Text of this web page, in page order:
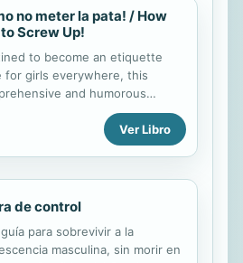
no meter la pata! / How
Screw Up!
to become an etiquette
for girls everywhere, this
and humorous
provides a wealth of tips
tricks for how to act, feel, and
one’s best in every situation—
or with romantic interests.
an essential manual that
just “please” and “thank
Destinada a convertirse en una
Ver Libro
de control
para sobrevivir a la
masculina, sin morir en